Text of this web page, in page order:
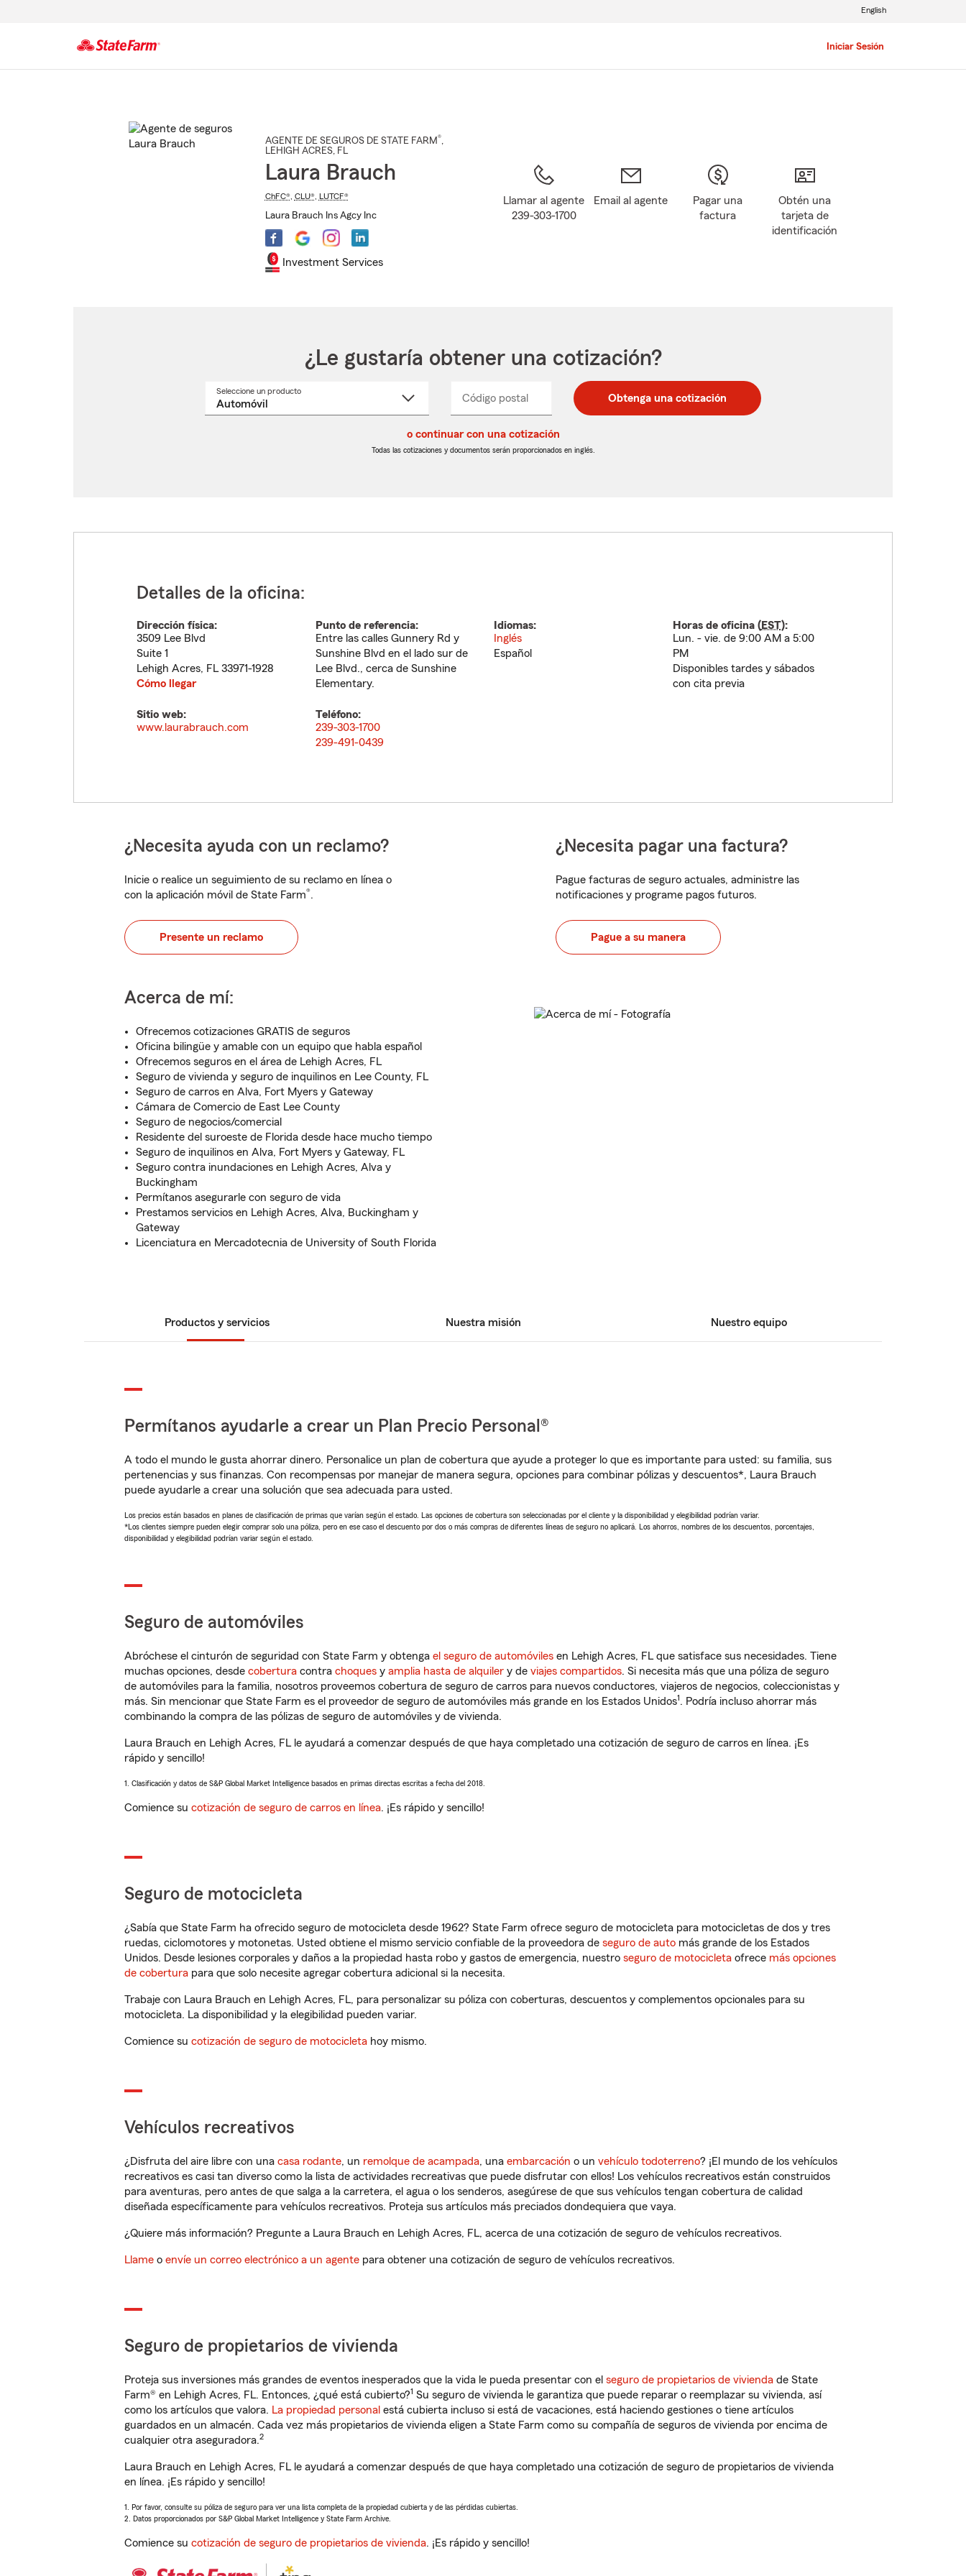
Iniciar Sesión
English
AGENTE DE SEGUROS DE STATE FARM®,
LEHIGH ACRES, FL
Laura Brauch
ChFC®, CLU®, LUTCF®
Laura Brauch Ins Agcy Inc
Investment Services
Llamar al agente
239-303-1700
Email al agente
Pagar una
factura
Obtén una
tarjeta de
identificación
¿Le gustaría obtener una cotización?
Seleccione un productoSeleccione
Código postal
postal
de
postal
de
_____ Obtenga una cotización
o continuar con una cotización
Todas las cotizaciones y documentos serán proporcionados en inglés.
Detalles de la oficina:
Dirección física:
3509 Lee Blvd
Suite 1
Lehigh Acres, FL 33971-1928
Cómo llegar
Punto de referencia:
Entre las calles Gunnery Rd y
Sunshine Blvd en el lado sur de
Lee Blvd., cerca de Sunshine
Elementary.
Idiomas:
Inglés
Español
Horas de oficina (EST):
Lun. - vie. de 9:00 AM a 5:00
PM
Disponibles tardes y sábados
con cita previa
Sitio web:
www.laurabrauch.com
Teléfono:
239-303-1700
239-491-0439
¿Necesita ayuda con un reclamo?
Inicie o realice un seguimiento de su reclamo en línea o
con la aplicación móvil de State Farm®.
Presente un reclamo
¿Necesita pagar una factura?
Pague facturas de seguro actuales, administre las
notificaciones y programe pagos futuros.
Pague a su manera
Acerca de mí:
Ofrecemos cotizaciones GRATIS de seguros
Oficina bilingüe y amable con un equipo que habla español
Ofrecemos seguros en el área de Lehigh Acres, FL
Seguro de vivienda y seguro de inquilinos en Lee County, FL
Seguro de carros en Alva, Fort Myers y Gateway
Cámara de Comercio de East Lee County
Seguro de negocios/comercial
Residente del suroeste de Florida desde hace mucho tiempo
Seguro de inquilinos en Alva, Fort Myers y Gateway, FL
Seguro contra inundaciones en Lehigh Acres, Alva y
Buckingham
Permítanos asegurarle con seguro de vida
Prestamos servicios en Lehigh Acres, Alva, Buckingham y
Gateway
Licenciatura en Mercadotecnia de University of South Florida
Productos y servicios Nuestra misión Nuestro equipo
Permítanos ayudarle a crear un Plan Precio Personal®
A todo el mundo le gusta ahorrar dinero. Personalice un plan de cobertura que ayude a proteger lo que es importante para usted: su familia, sus
pertenencias y sus finanzas. Con recompensas por manejar de manera segura, opciones para combinar pólizas y descuentos*, Laura Brauch
puede ayudarle a crear una solución que sea adecuada para usted.
Los precios están basados en planes de clasificación de primas que varían según el estado. Las opciones de cobertura son seleccionadas por el cliente y la disponibilidad y elegibilidad podrían variar.
*Los clientes siempre pueden elegir comprar solo una póliza, pero en ese caso el descuento por dos o más compras de diferentes líneas de seguro no aplicará. Los ahorros, nombres de los descuentos, porcentajes,
disponibilidad y elegibilidad podrían variar según el estado.
Seguro de automóviles
Abróchese el cinturón de seguridad con State Farm y obtenga el seguro de automóviles en Lehigh Acres, FL que satisface sus necesidades. Tiene
muchas opciones, desde cobertura contra choques y amplia hasta de alquiler y de viajes compartidos. Si necesita más que una póliza de seguro
de automóviles para la familia, nosotros proveemos cobertura de seguro de carros para nuevos conductores, viajeros de negocios, coleccionistas y
más. Sin mencionar que State Farm es el proveedor de seguro de automóviles más grande en los Estados Unidos1. Podría incluso ahorrar más
combinando la compra de las pólizas de seguro de automóviles y de vivienda.
Laura Brauch en Lehigh Acres, FL le ayudará a comenzar después de que haya completado una cotización de seguro de carros en línea. ¡Es
rápido y sencillo!
1. Clasificación y datos de S&P Global Market Intelligence basados en primas directas escritas a fecha del 2018.
Comience su cotización de seguro de carros en línea. ¡Es rápido y sencillo!
Seguro de motocicleta
¿Sabía que State Farm ha ofrecido seguro de motocicleta desde 1962? State Farm ofrece seguro de motocicleta para motocicletas de dos y tres
ruedas, ciclomotores y motonetas. Usted obtiene el mismo servicio confiable de la proveedora de seguro de auto más grande de los Estados
Unidos. Desde lesiones corporales y daños a la propiedad hasta robo y gastos de emergencia, nuestro seguro de motocicleta ofrece más opciones
de cobertura para que solo necesite agregar cobertura adicional si la necesita.
Trabaje con Laura Brauch en Lehigh Acres, FL, para personalizar su póliza con coberturas, descuentos y complementos opcionales para su
motocicleta. La disponibilidad y la elegibilidad pueden variar.
Comience su cotización de seguro de motocicleta hoy mismo.
Vehículos recreativos
¿Disfruta del aire libre con una casa rodante, un remolque de acampada, una embarcación o un vehículo todoterreno? ¡El mundo de los vehículos
recreativos es casi tan diverso como la lista de actividades recreativas que puede disfrutar con ellos! Los vehículos recreativos están construidos
para aventuras, pero antes de que salga a la carretera, el agua o los senderos, asegúrese de que sus vehículos tengan cobertura de calidad
diseñada específicamente para vehículos recreativos. Proteja sus artículos más preciados dondequiera que vaya.
¿Quiere más información? Pregunte a Laura Brauch en Lehigh Acres, FL, acerca de una cotización de seguro de vehículos recreativos.
Llame o envíe un correo electrónico a un agente para obtener una cotización de seguro de vehículos recreativos.
Seguro de propietarios de vivienda
Proteja sus inversiones más grandes de eventos inesperados que la vida le pueda presentar con el seguro de propietarios de vivienda de State
Farm® en Lehigh Acres, FL. Entonces, ¿qué está cubierto?1 Su seguro de vivienda le garantiza que puede reparar o reemplazar su vivienda, así
como los artículos que valora. La propiedad personal está cubierta incluso si está de vacaciones, está haciendo gestiones o tiene artículos
guardados en un almacén. Cada vez más propietarios de vivienda eligen a State Farm como su compañía de seguros de vivienda por encima de
cualquier otra aseguradora.2
Laura Brauch en Lehigh Acres, FL le ayudará a comenzar después de que haya completado una cotización de seguro de propietarios de vivienda
en línea. ¡Es rápido y sencillo!
1. Por favor, consulte su póliza de seguro para ver una lista completa de la propiedad cubierta y de las pérdidas cubiertas.
2. Datos proporcionados por S&P Global Market Intelligence y State Farm Archive.
Comience su cotización de seguro de propietarios de vivienda. ¡Es rápido y sencillo!